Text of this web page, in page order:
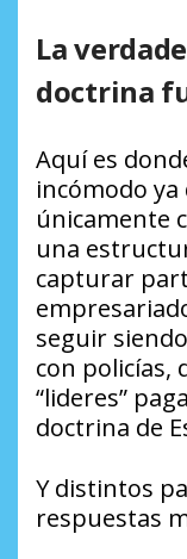
La
doctrina
Aquí es
incómodo
únicamente
una
capturar
seguir
con policías,
“lideres”
doctrina de
Y distintos
respuestas